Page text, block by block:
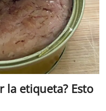
la etiqueta? Esto